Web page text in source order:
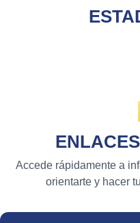
Accede rápidamente a
orientarte y hacer